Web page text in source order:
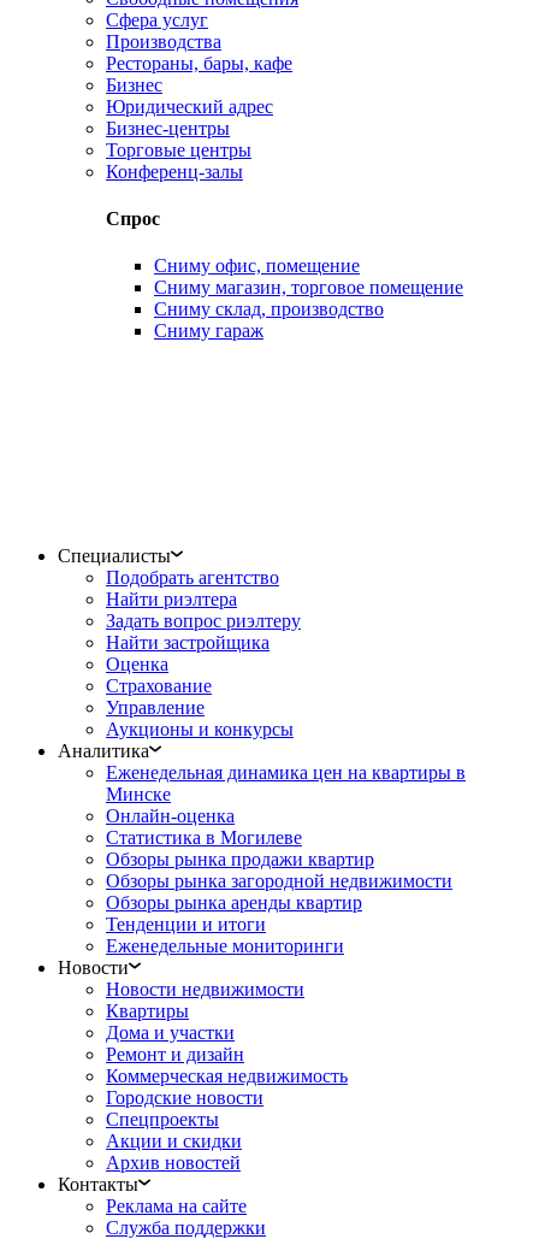
Сфера услуг
Производства
Рестораны, бары, кафе
Бизнес
Юридический адрес
Бизнес-центры
Торговые центры
Конференц-залы
Спрос
Сниму офис, помещение
Сниму магазин, торговое помещение
Сниму склад, производство
Сниму гараж
Специалисты
Подобрать агентство
Найти риэлтера
Задать вопрос риэлтеру
Найти застройщика
Оценка
Страхование
Управление
Аукционы и конкурсы
Аналитика
Еженедельная динамика цен на квартиры в
Минске
Онлайн-оценка
Статистика в Могилеве
Обзоры рынка продажи квартир
Обзоры рынка загородной недвижимости
Обзоры рынка аренды квартир
Тенденции и итоги
Еженедельные мониторинги
Новости
Новости недвижимости
Квартиры
Дома и участки
Ремонт и дизайн
Коммерческая недвижимость
Городские новости
Спецпроекты
Акции и скидки
Архив новостей
Контакты
Реклама на сайте
Служба поддержки